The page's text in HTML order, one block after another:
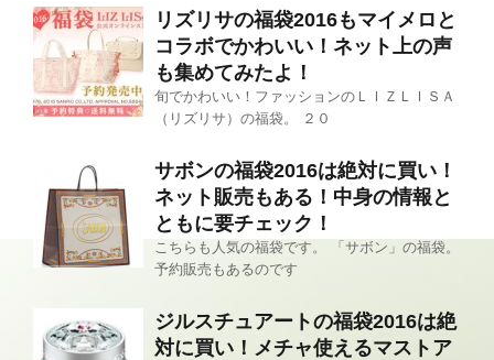
リズリサの福袋2016もマイメロと
コラボでかわいい！ネット上の声
も集めてみたよ！
旬でかわいい！ファッションのＬＩＺＬＩＳＡ
（リズリサ）の福袋。 ２０
サボンの福袋2016は絶対に買い！
ネット販売もある！中身の情報と
ともに要チェック！
こちらも人気の福袋です。 「サボン」の福袋。
予約販売もあるのです
ジルスチュアートの福袋2016は絶
対に買い！メチャ使えるマストア